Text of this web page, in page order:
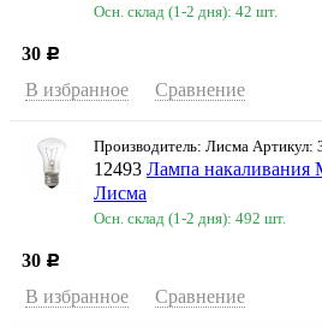
Осн. склад (1-2 дня): 42 шт.
30 Р
В избранное Сравнение
Производитель: Лисма Артикул:
12493 Лампа
Лисма
Осн. склад (1-2 дня): 492 шт.
30 Р
В избранное Сравнение